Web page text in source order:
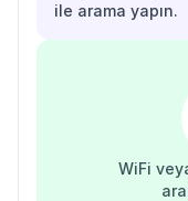
ile arama yapın.
WiFi